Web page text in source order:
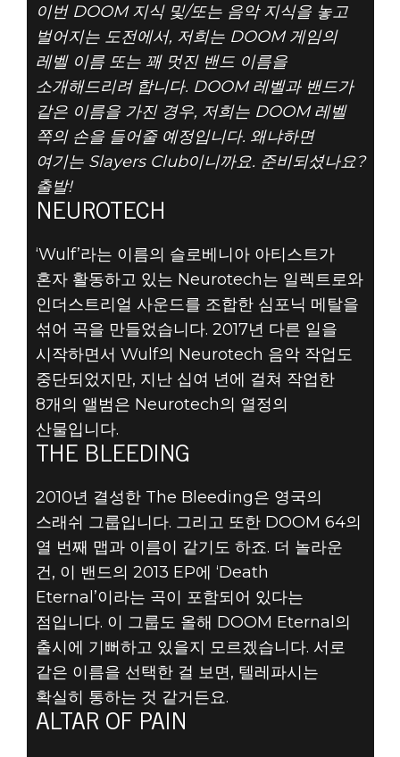
DOOM® Eternal
2020년 2월 04일
DOOM 레벨
이름인가, 밴드
이름인가? 6탄
이번 DOOM 지식 및/또는 음악 지식을 놓고
벌어지는 도전에서, 저희는 DOOM 게임의
레벨 이름 또는 꽤 멋진 밴드 이름을
소개해드리려 합니다. DOOM 레벨과 밴드가
같은 이름을 가진 경우, 저희는 DOOM 레벨
쪽의 손을 들어줄 예정입니다. 왜냐하면
여기는 Slayers Club이니까요. 준비되셨나요?
출발!
NEUROTECH
‘Wulf’라는 이름의 슬로베니아 아티스트가
혼자 활동하고 있는 Neurotech는 일렉트로와
인더스트리얼 사운드를 조합한 심포닉 메탈을
섞어 곡을 만들었습니다. 2017년 다른 일을
시작하면서 Wulf의 Neurotech 음악 작업도
중단되었지만, 지난 십여 년에 걸쳐 작업한
8개의 앨범은 Neurotech의 열정의
산물입니다.
THE BLEEDING
2010년 결성한 The Bleeding은 영국의
스래쉬 그룹입니다. 그리고 또한 DOOM 64의
열 번째 맵과 이름이 같기도 하죠. 더 놀라운
건, 이 밴드의 2013 EP에 ‘Death
Eternal’이라는 곡이 포함되어 있다는
점입니다. 이 그룹도 올해 DOOM Eternal의
출시에 기뻐하고 있을지 모르겠습니다. 서로
같은 이름을 선택한 걸 보면, 텔레파시는
확실히 통하는 것 같거든요.
ALTAR OF PAIN